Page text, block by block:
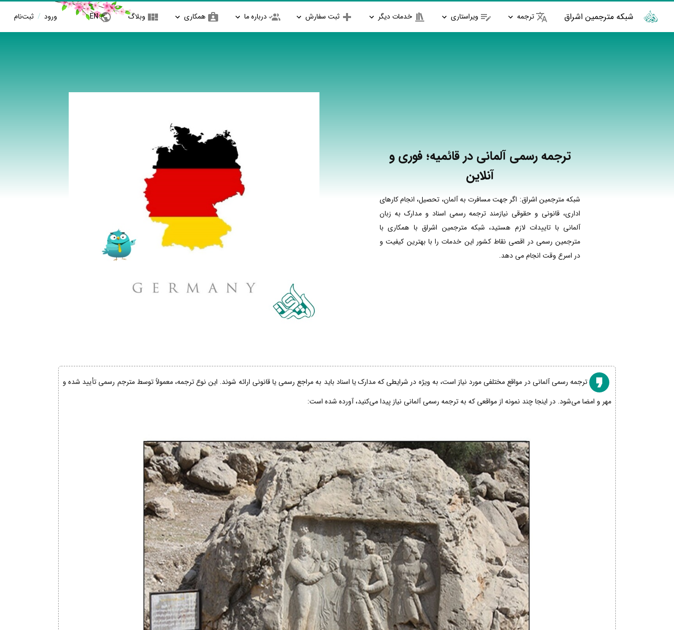
شبکه مترجمین اشراق ترجمه ویراستاری خدمات دیگر ثبت سفارش درباره ما همکاری وبلاگ EN ورود / ثبت‌نام
ترجمه رسمی آلمانی در قائمیه؛ فوری و
آنلاین
شبکه مترجمین اشراق: اگر جهت مسافرت به آلمان، تحصیل، انجام کارهای
اداری، قانونی و حقوقی نیازمند ترجمه رسمی اسناد و مدارک به زبان
آلمانی با تاییدات لازم هستید، شبکه مترجمین اشراق با همکاری با
مترجمین رسمی در اقصی نقاط کشور این خدمات را با بهترین کیفیت و
در اسرع وقت انجام می دهد.
ترجمه رسمی آلمانی در مواقع مختلفی مورد نیاز است، به ویژه در شرایطی که مدارک یا اسناد باید به مراجع رسمی یا قانونی ارائه شوند. این نوع ترجمه، معمولاً توسط مترجم رسمی تأیید شده و
مهر و امضا می‌شود. در اینجا چند نمونه از مواقعی که به ترجمه رسمی آلمانی نیاز پیدا می‌کنید، آورده شده است: